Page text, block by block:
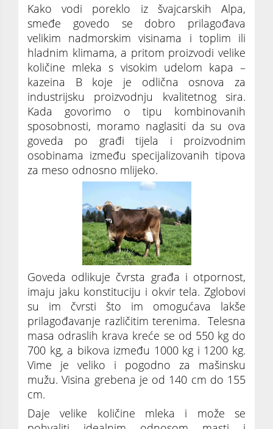
Kako vodi poreklo iz švajcarskih Alpa,
smeđe govedo se dobro prilagođava
velikim nadmorskim visinama i toplim ili
hladnim klimama, a pritom proizvodi velike
količine mleka s visokim udelom kapa –
kazeina B koje je odlična osnova za
industrijsku proizvodnju kvalitetnog sira.
Kada govorimo o tipu kombinovanih
sposobnosti, moramo naglasiti da su ova
goveda po građi tijela i proizvodnim
osobinama između specijalizovanih tipova
za meso odnosno mlijeko.
Goveda odlikuje čvrsta građa i otpornost,
imaju jaku konstituciju i okvir tela. Zglobovi
su im čvrsti što im omogućava lakše
prilagođavanje različitim terenima. Telesna
masa odraslih krava kreće se od 550 kg do
700 kg, a bikova između 1000 kg i 1200 kg.
Vime je veliko i pogodno za mašinsku
mužu. Visina grebena je od 140 cm do 155
cm.
Daje velike količine mleka i može se